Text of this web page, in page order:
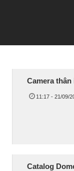
Camera thân
11:17 - 21/09/
Catalog